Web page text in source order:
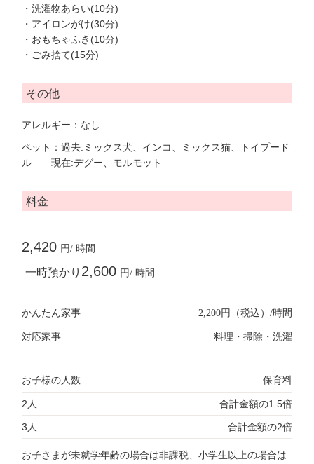
・洗濯物あらい(10分)
・アイロンがけ(30分)
・おもちゃふき(10分)
・ごみ捨て(15分)
その他
アレルギー：なし
ペット：過去:ミックス犬、インコ、ミックス猫、トイプード
ル 現在:デグー、モルモット
料金
2,420 円/ 時間
一時預かり 2,600 円/ 時間
かんたん家事 2,200円（税込）/時間
対応家事 料理・掃除・洗濯
お子様の人数 保育料
2人 合計金額の1.5倍
3人 合計金額の2倍
お子さまが未就学年齢の場合は非課税、小学生以上の場合は